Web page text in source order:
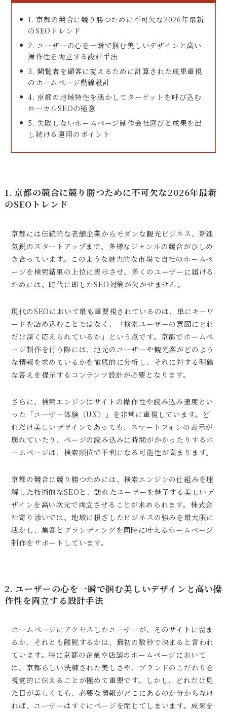
1. 京都の競合に競り勝つために不可欠な2026年最新
のSEOトレンド
2. ユーザーの心を一瞬で掴む美しいデザインと高い
操作性を両立する設計手法
3. 閲覧者を顧客に変えるために計算された成果重視
のホームページ動線設計
4. 京都の地域特性を活かしてターゲットを呼び込む
ローカルSEOの極意
5. 失敗しないホームページ制作会社選びと成果を出
し続ける運用のポイント
1. 京都の競合に競り勝つために不可欠な2026年最新
のSEOトレンド
京都には伝統的な老舗企業からモダンな観光ビジネス、新進
気鋭のスタートアップまで、多様なジャンルの競合がひしめ
き合っています。このような魅力的な市場で自社のホームペ
ージを検索結果の上位に表示させ、多くのユーザーに届ける
ためには、時代に即したSEO対策が欠かせません。
現代のSEOにおいて最も重要視されているのは、単にキーワ
ードを詰め込むことではなく、「検索ユーザーの意図にどれ
だけ深く応えられているか」という点です。京都でホームペ
ージ制作を行う際には、地元のユーザーや観光客がどのよう
な情報を求めているかを徹底的に分析し、それに対する明確
な答えを提示するコンテンツ設計が必要となります。
さらに、検索エンジンはサイトの操作性や読み込み速度とい
った「ユーザー体験（UX）」を非常に重視しています。ど
れだけ美しいデザインであっても、スマートフォンの表示が
崩れていたり、ページの読み込みに時間がかかったりするホ
ームページは、検索順位で不利になる可能性が高まります。
京都の競合に競り勝つためには、検索エンジンの仕組みを理
解した技術的なSEOと、訪れたユーザーを魅了する美しいデ
ザインを高い次元で両立させることが求められます。株式会
社寄り添いでは、地域に根ざしたビジネスの強みを最大限に
活かし、集客とブランディングを同時に叶えるホームページ
制作をサポートしています。
2. ユーザーの心を一瞬で掴む美しいデザインと高い操
作性を両立する設計手法
ホームページにアクセスしたユーザーが、そのサイトに留ま
るか、それとも離脱するかは、最初の数秒で決まると言われ
ています。特に京都の企業や店舗のホームページにおいて
は、京都らしい洗練された美しさや、ブランドのこだわりを
視覚的に伝えることが極めて重要です。しかし、どれだけ見
た目が美しくても、必要な情報がどこにあるのか分からなけ
れば、ユーザーはすぐにページを閉じてしまいます。成果を